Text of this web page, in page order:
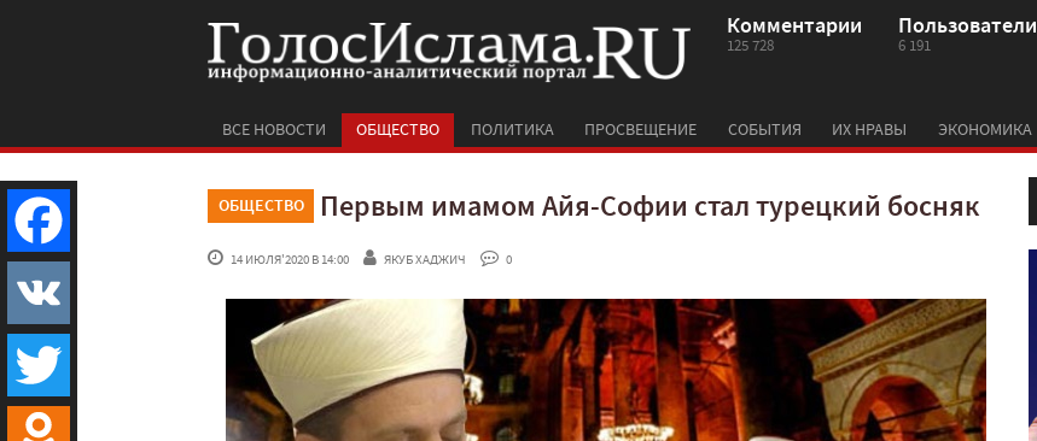
Комментарии
125 728
Пользователи
6 191
ВСЕ НОВОСТИ ОБЩЕСТВО ПОЛИТИКА ПРОСВЕЩЕНИЕ СОБЫТИЯ ИХ НРАВЫ ЭКОНОМИКА
ОБЩЕСТВО Первым имамом Айя-Софии стал турецкий босняк
14 ИЮЛЯ'2020 В 14:00 ЯКУБ ХАДЖИЧ 0
Facebook
VK
Twitter